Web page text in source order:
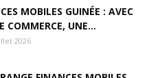
MOBILES GUINÉE : AVEC
COMMERCE, UNE...
2026